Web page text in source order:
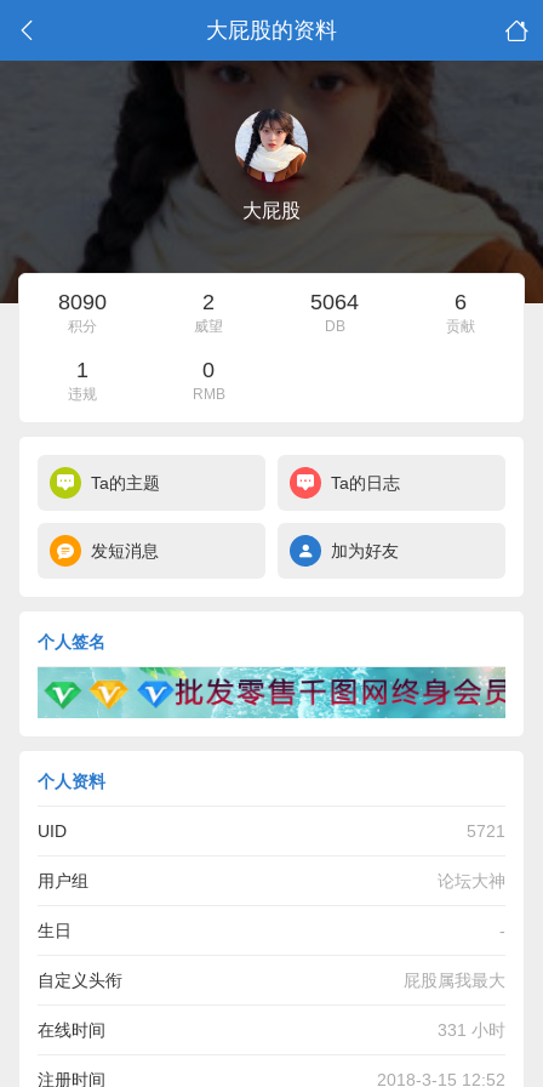
大屁股的资料
大屁股
8090
积分
2
威望
5064
DB
6
贡献
1
违规
0
RMB
Ta的主题 Ta的日志
发短消息 加为好友
个人签名
个人资料
UID 5721
用户组 论坛大神
生日 -
自定义头衔 屁股属我最大
在线时间 331 小时
注册时间 2018-3-15 12:52